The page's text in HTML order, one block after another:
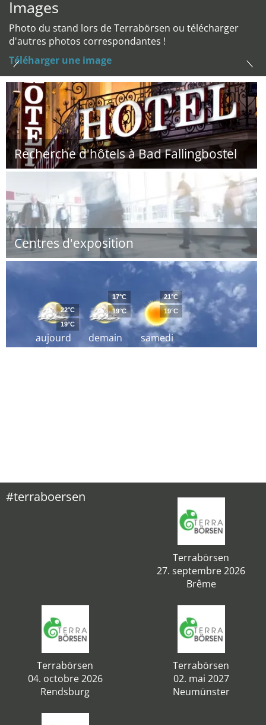
Images
Photo du stand lors de Terrabörsen ou télécharger
d'autres photos correspondantes !
Téléharger une image
Recherche d'hôtels à Bad Fallingbostel
Centres d'exposition
aujourd
´hui
22°C
19°C
demain
17°C
19°C
samedi
21°C
19°C
#terraboersen
Terrabörsen
27. septembre 2026
Brême
Terrabörsen
04. octobre 2026
Rendsburg
Terrabörsen
02. mai 2027
Neumünster